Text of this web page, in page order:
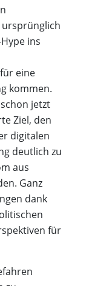
ursprünglich
ins
eine
kommen.
jetzt
Ziel, den
digitalen
deutlich zu
aus
Ganz
dank
für